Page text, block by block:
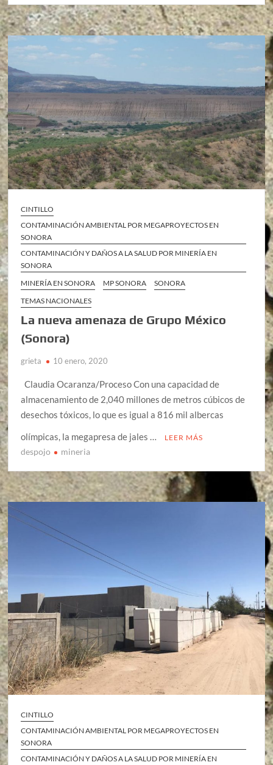
CINTILLO
CONTAMINACIÓN AMBIENTAL POR MEGAPROYECTOS EN
SONORA
CONTAMINACIÓN Y DAÑOS A LA SALUD POR MINERÍA EN
SONORA
MINERÍA EN SONORA
MP SONORA
SONORA
TEMAS NACIONALES
La nueva amenaza de Grupo México
(Sonora)
grieta 10 enero, 2020
Claudia Ocaranza/Proceso Con una capacidad de
almacenamiento de 2,040 millones de metros cúbicos de
desechos tóxicos, lo que es igual a 816 mil albercas
olímpicas, la megapresa de jales …
LEER MÁS
despojo mineria
CINTILLO
CONTAMINACIÓN AMBIENTAL POR MEGAPROYECTOS EN
SONORA
CONTAMINACIÓN Y DAÑOS A LA SALUD POR MINERÍA EN